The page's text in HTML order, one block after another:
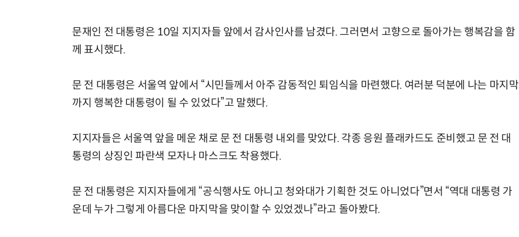
문재인 전 대통령은 10일 지지자들 앞에서 감사인사를 남겼다. 그러면서 고향으로 돌아가는 행복감을 함
께 표시했다.
문 전 대통령은 서울역 앞에서 “시민들께서 아주 감동적인 퇴임식을 마련했다. 여러분 덕분에 나는 마지막
까지 행복한 대통령이 될 수 있었다”고 말했다.
지지자들은 서울역 앞을 메운 채로 문 전 대통령 내외를 맞았다. 각종 응원 플래카드도 준비했고 문 전 대
통령의 상징인 파란색 모자나 마스크도 착용했다.
문 전 대통령은 지지자들에게 “공식행사도 아니고 청와대가 기획한 것도 아니었다”면서 “역대 대통령 가
운데 누가 그렇게 아름다운 마지막을 맞이할 수 있었겠나”라고 돌아봤다.